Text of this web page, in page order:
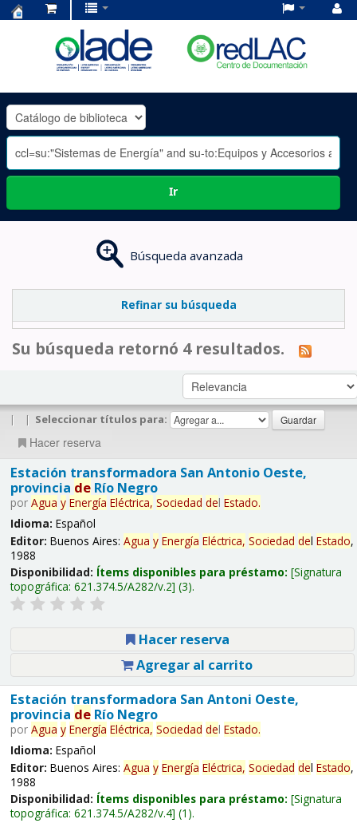
OLADE
-
Ir
Búsqueda avanzada
Refinar su búsqueda
Su búsqueda retornó 4 resultados.
| | Seleccionar títulos para:
Hacer reserva
Estación transformadora San Antonio Oeste,
provincia deRío Negro
por Agua y Energía Eléctrica, Sociedad del Estado.
Idioma: Español
Editor: Buenos Aires: Agua y Energía Eléctrica, Sociedad del Estado,
1988
Disponibilidad: Ítems disponibles para préstamo: Signatura
topográfica: 621.374.5/A282/v.2 (3).
Hacer reserva
Agregar al carrito
Estación transformadora San Antoni Oeste,
provincia deRío Negro
por Agua y Energía Eléctrica, Sociedad del Estado.
Idioma: Español
Editor: Buenos Aires: Agua y Energía Eléctrica, Sociedad del Estado,
1988
Disponibilidad: Ítems disponibles para préstamo: Signatura
topográfica: 621.374.5/A282/v.4 (1).